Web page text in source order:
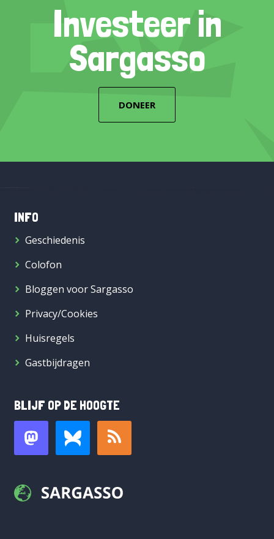
Investeer in
Sargasso
DONEER
INFO
Geschiedenis
Colofon
Bloggen voor Sargasso
Privacy/Cookies
Huisregels
Gastbijdragen
BLIJF OP DE HOOGTE